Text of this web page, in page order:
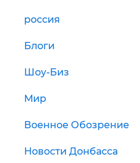
россия
Блоги
Шоу-Биз
Мир
Военное Обозрение
Новости Донбасса